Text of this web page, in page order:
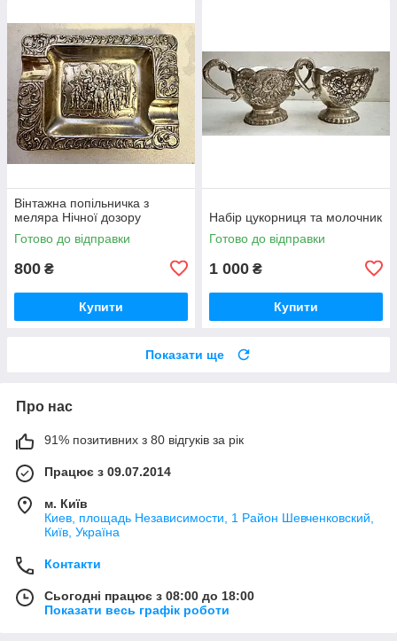
Вінтажна попільничка з
меляра Нічної дозору
Готово до відправки
800 ₴
Купити
Набір цукорниця та молочник
Готово до відправки
1 000 ₴
Купити
Показати ще
Про нас
91% позитивних з 80 відгуків за рік
Працює з 09.07.2014
м. Київ
Киев, площадь Независимости, 1 Район Шевченковский,
Київ, Україна
Контакти
Сьогодні працює з 08:00 до 18:00
Показати весь графік роботи